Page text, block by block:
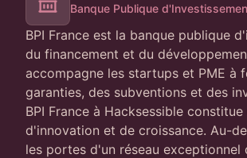
Banque Publique
BPI France est la banque publique
du financement et du
accompagne les startups et PME
garanties, des subventions et des
BPI France à Hacksessible
d'innovation et de croissance. Au-
les portes d'un réseau